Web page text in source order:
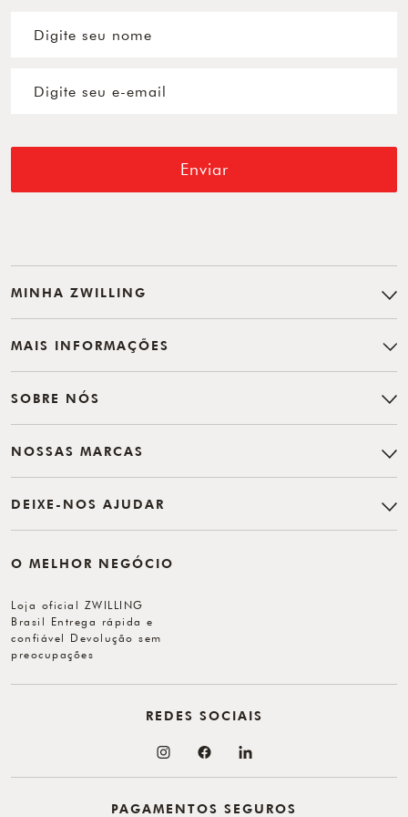
Enviar
MINHA ZWILLING
MAIS INFORMAÇÕES
SOBRE NÓS
NOSSAS MARCAS
DEIXE-NOS AJUDAR
O MELHOR NEGÓCIO
Loja oficial ZWILLING
Brasil Entrega rápida e
confiável Devolução sem
preocupações
PAGAMENTOS SEGUROS
REDES SOCIAIS